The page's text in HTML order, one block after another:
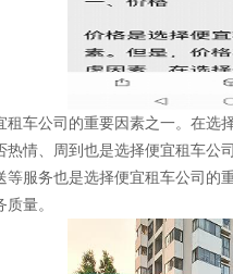
租车公司的重要因素之一。在选
热情、周到也是选择便宜租车公
等服务也是选择便宜租车公司的
量。